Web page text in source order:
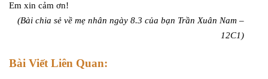
Em xin cảm ơn!
(Bài chia sẻ về mẹ nhân ngày 8.3 của bạn Trần Xuân Nam –
12C1)
Bài Viết Liên Quan: